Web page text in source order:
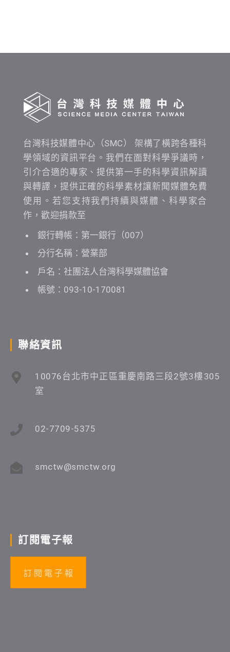
台灣科技媒體中心（SMC） 架構了橫跨各種科
學領域的資訊平台。我們在面對科學爭議時，
引介合適的專家、提供第一手的科學資訊解讀
與轉譯，提供正確的科學素材讓新聞媒體免費
使用。若您支持我們持續與媒體、科學家合
作，歡迎捐款至
銀行轉帳：第一銀行（007）
分行名稱：營業部
戶名：社團法人台灣科學媒體協會
帳號：093-10-170081
聯絡資訊
10076台北市中正區重慶南路三段2號3樓305
室
02-7709-5375
smctw@smctw.org
訂閱電子報
訂 閱 電 子 報